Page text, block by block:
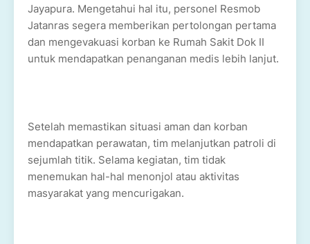
Jayapura. Mengetahui hal itu, personel Resmob
Jatanras segera memberikan pertolongan pertama
dan mengevakuasi korban ke Rumah Sakit Dok II
untuk mendapatkan penanganan medis lebih lanjut.
Setelah memastikan situasi aman dan korban
mendapatkan perawatan, tim melanjutkan patroli di
sejumlah titik. Selama kegiatan, tim tidak
menemukan hal-hal menonjol atau aktivitas
masyarakat yang mencurigakan.